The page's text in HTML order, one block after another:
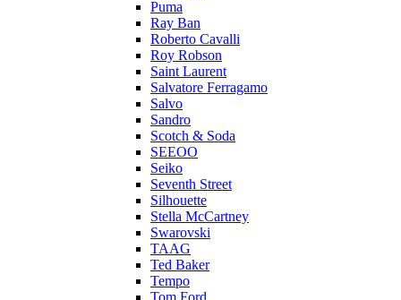
Puma
Ray Ban
Roberto Cavalli
Roy Robson
Saint Laurent
Salvatore Ferragamo
Salvo
Sandro
Scotch & Soda
SEEOO
Seiko
Seventh Street
Silhouette
Stella McCartney
Swarovski
TAAG
Ted Baker
Tempo
Tom Ford